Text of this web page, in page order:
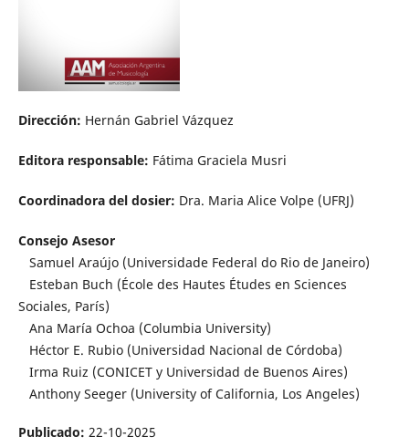
Dirección: Hernán Gabriel Vázquez
Editora responsable: Fátima Graciela Musri
Coordinadora del dosier: Dra. Maria Alice Volpe (UFRJ)
Consejo Asesor
Samuel Araújo (Universidade Federal do Rio de Janeiro)
Esteban Buch (École des Hautes Études en Sciences
Sociales, París)
Ana María Ochoa (Columbia University)
Héctor E. Rubio (Universidad Nacional de Córdoba)
Irma Ruiz (CONICET y Universidad de Buenos Aires)
Anthony Seeger (University of California, Los Angeles)
Publicado: 22-10-2025